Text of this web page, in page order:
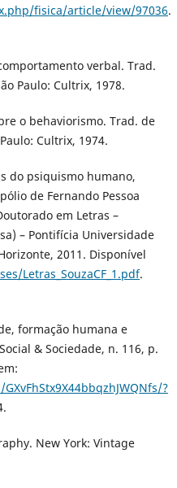
fisica/article/view/97036.
verbal. Trad.
Paulo: Cultrix, 1978.
o behaviorismo. Trad. de
Cultrix, 1974.
do psiquismo humano,
de Fernando Pessoa
em Letras –
– Pontifícia Universidade
2011. Disponível
Letras_SouzaCF_1.pdf.
formação humana e
& Sociedade, n. 116, p.
?
New York: Vintage